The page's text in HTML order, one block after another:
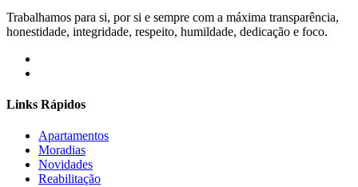
Trabalhamos para si, por si e sempre com a máxima transparência,
honestidade, integridade, respeito, humildade, dedicação e foco.
Links Rápidos
Apartamentos
Moradias
Novidades
Reabilitação